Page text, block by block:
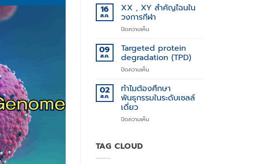
โรค
ทาง
Cell
Technology
16
ส.ค.
XX , XY สำคัญไฉนใน
วงการกีฬา
ปิดความเห็นบน
,
XY
สำคัญ
ไฉน
วงการ
กีฬา
09
ส.ค.
Targeted protein
degradation (TPD)
ปิดความเห็นบน
protein
degradation
(TPD)
02
ส.ค.
ทำไมต้องศึกษา
พันธุกรรมในระดับเซลล์
เดี่ยว
ปิดความเห็นบน
TAG CLOUD